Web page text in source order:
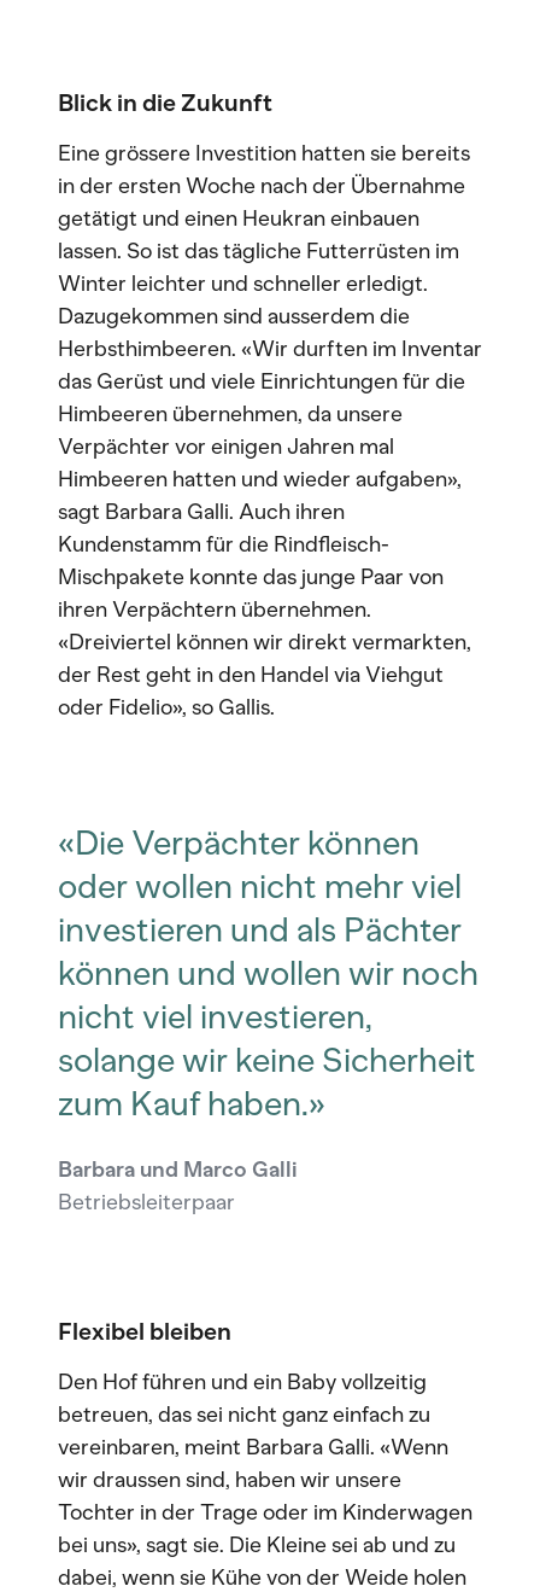
Blick in die Zukunft
Eine grössere Investition hatten sie bereits
in der ersten Woche nach der Übernahme
getätigt und einen Heukran einbauen
lassen. So ist das tägliche Futterrüsten im
Winter leichter und schneller erledigt.
Dazugekommen sind ausserdem die
Herbsthimbeeren. «Wir durften im Inventar
das Gerüst und viele Einrichtungen für die
Himbeeren übernehmen, da unsere
Verpächter vor einigen Jahren mal
Himbeeren hatten und wieder aufgaben»,
sagt Barbara Galli. Auch ihren
Kundenstamm für die Rindfleisch-
Mischpakete konnte das junge Paar von
ihren Verpächtern übernehmen.
«Dreiviertel können wir direkt vermarkten,
der Rest geht in den Handel via Viehgut
oder Fidelio», so Gallis.
«Die Verpächter können
oder wollen nicht mehr viel
investieren und als Pächter
können und wollen wir noch
nicht viel investieren,
solange wir keine Sicherheit
zum Kauf haben.»
Barbara und Marco Galli
Betriebsleiterpaar
Flexibel bleiben
Den Hof führen und ein Baby vollzeitig
betreuen, das sei nicht ganz einfach zu
vereinbaren, meint Barbara Galli. «Wenn
wir draussen sind, haben wir unsere
Tochter in der Trage oder im Kinderwagen
bei uns», sagt sie. Die Kleine sei ab und zu
dabei, wenn sie Kühe von der Weide holen